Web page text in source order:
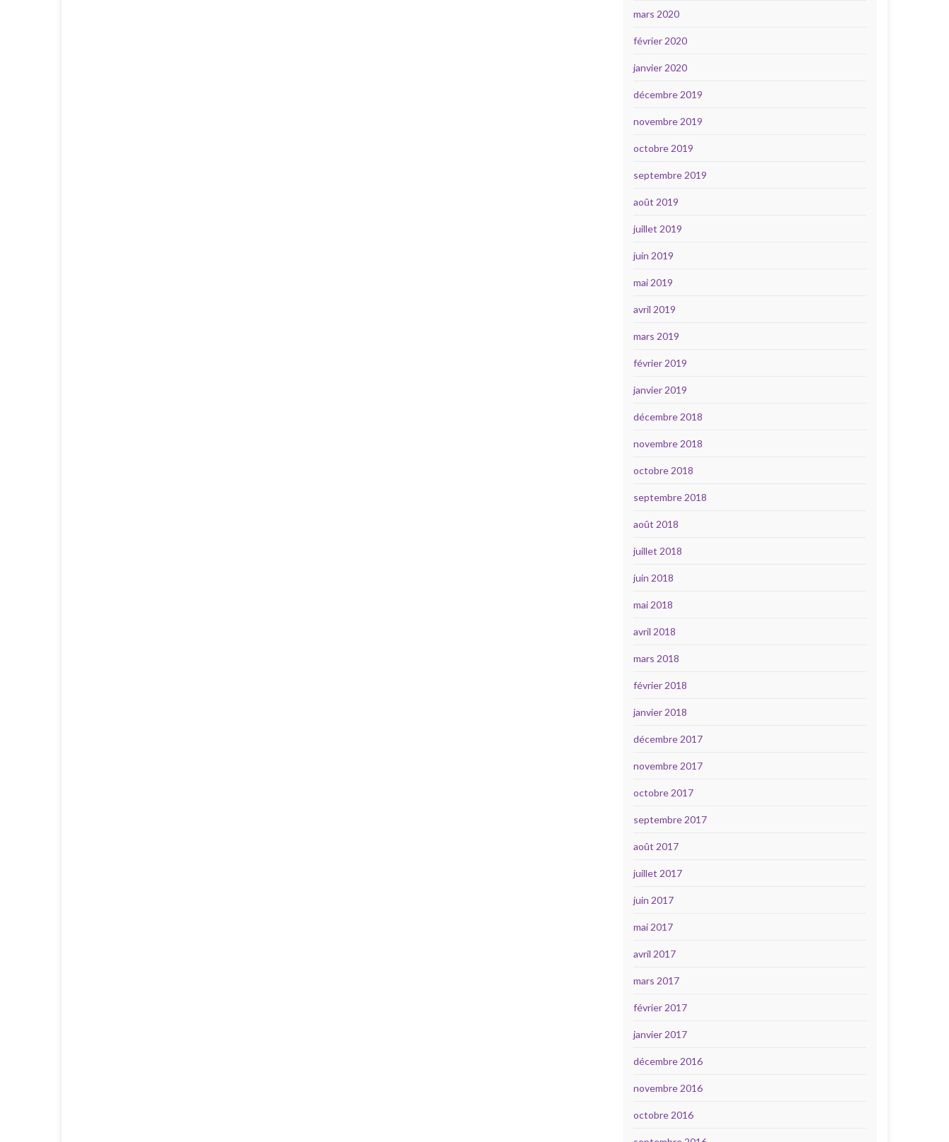
mars 2020
février 2020
janvier 2020
décembre 2019
novembre 2019
octobre 2019
septembre 2019
août 2019
juillet 2019
juin 2019
mai 2019
avril 2019
mars 2019
février 2019
janvier 2019
décembre 2018
novembre 2018
octobre 2018
septembre 2018
août 2018
juillet 2018
juin 2018
mai 2018
avril 2018
mars 2018
février 2018
janvier 2018
décembre 2017
novembre 2017
octobre 2017
septembre 2017
août 2017
juillet 2017
juin 2017
mai 2017
avril 2017
mars 2017
février 2017
janvier 2017
décembre 2016
novembre 2016
octobre 2016